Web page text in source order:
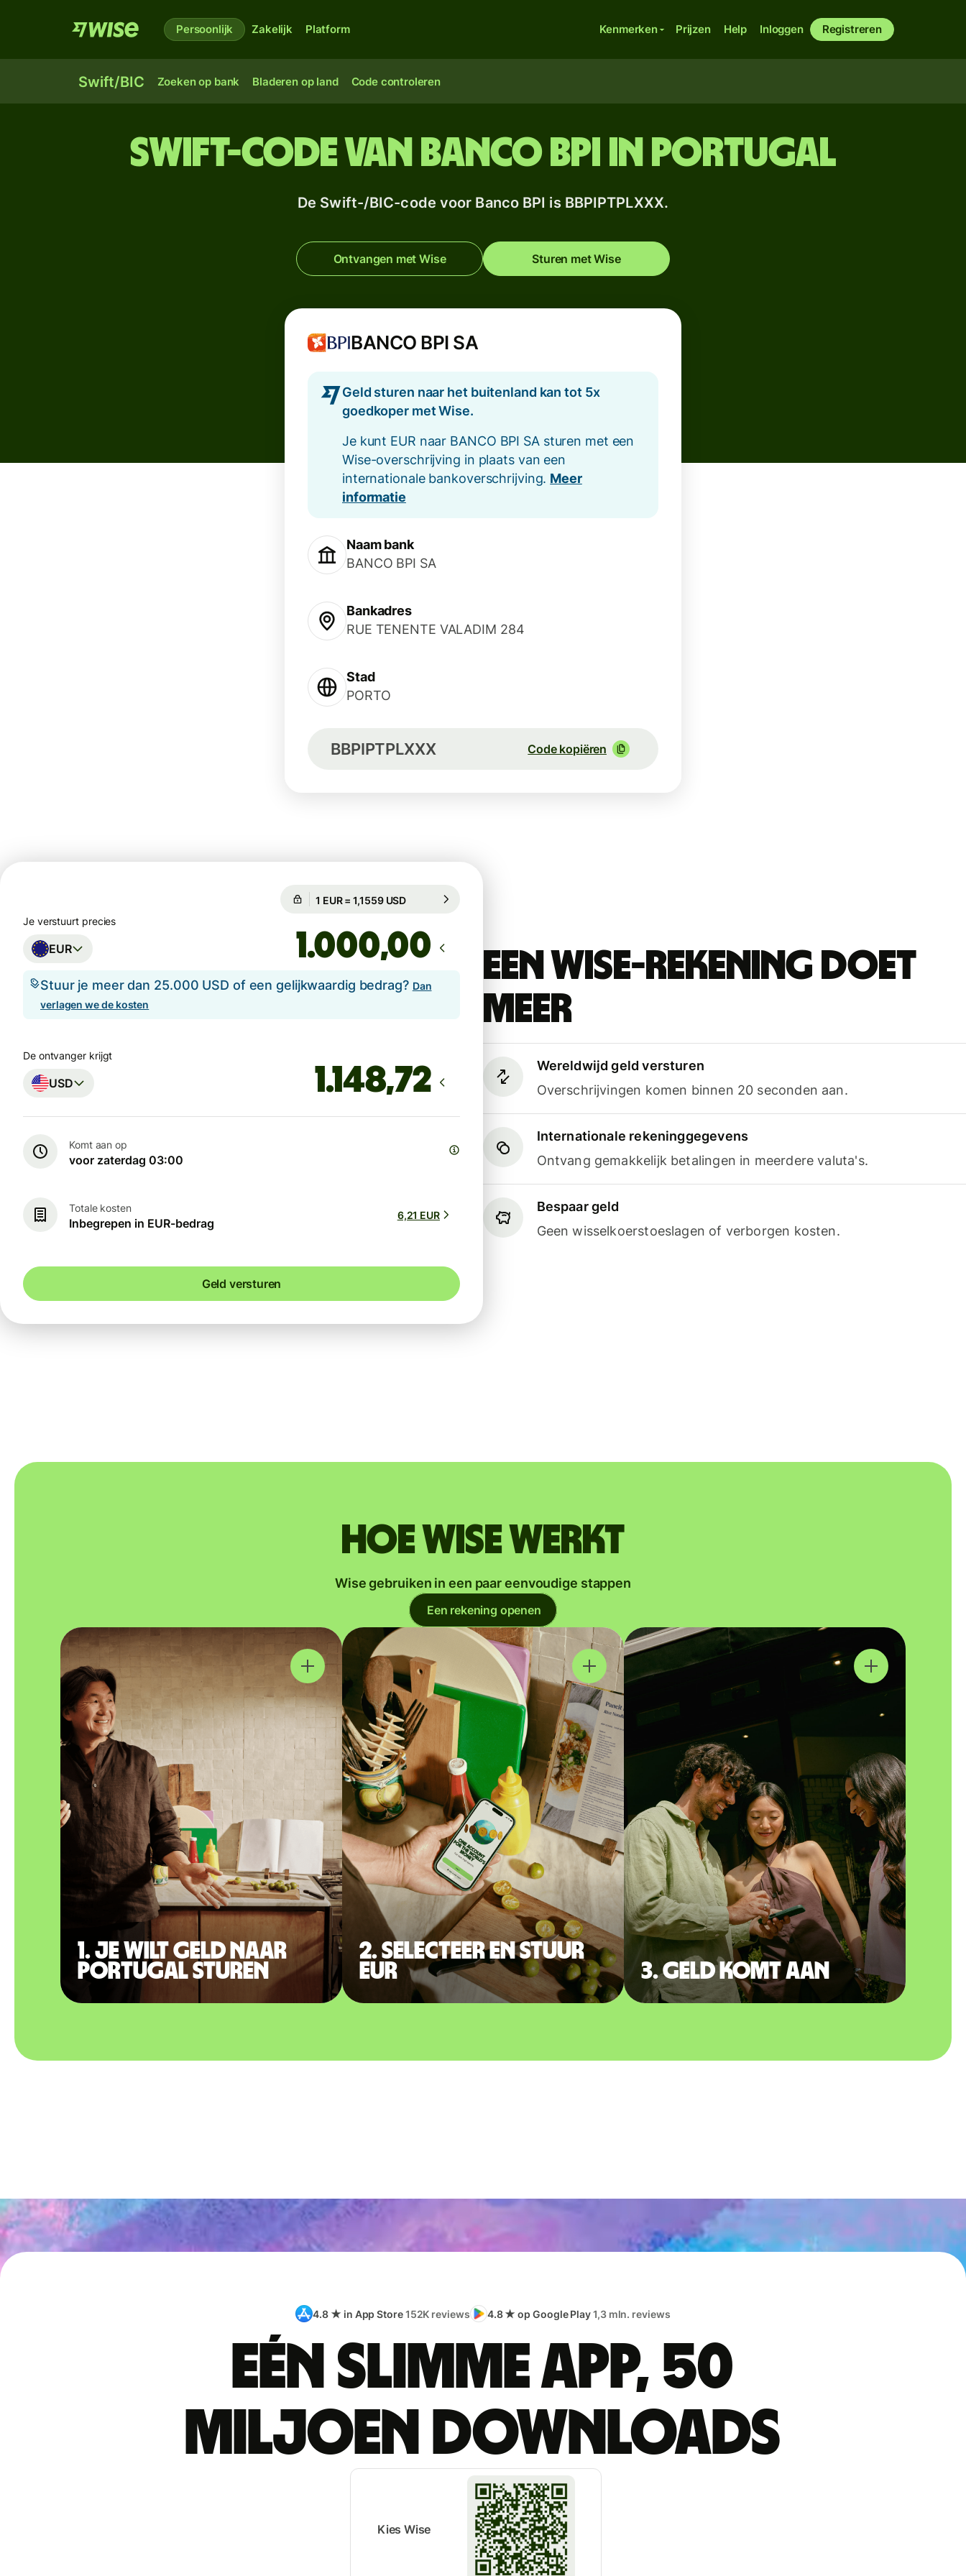
Persoonlijk Zakelijk Platform Kenmerken Prijzen Help Inloggen Registreren
Swift/BIC Zoeken op bank Bladeren op land Code controleren
Swift-code van Banco BPI in Portugal
De Swift-/BIC-code voor Banco BPI is BBPIPTPLXXX.
Ontvangen met Wise Sturen met Wise
BANCO BPI SA
Geld sturen naar het buitenland kan tot 5x
goedkoper met Wise.
Je kunt EUR naar BANCO BPI SA sturen met een
Wise-overschrijving in plaats van een
internationale bankoverschrijving. Meer
informatie
Naam bank
BANCO BPI SA
Bankadres
RUE TENENTE VALADIM 284
Stad
PORTO
BBPIPTPLXXX Code kopiëren
Een Wise-rekening doet
meer
Wereldwijd geld versturen
Overschrijvingen komen binnen 20 seconden aan.
Internationale rekeninggegevens
Ontvang gemakkelijk betalingen in meerdere valuta's.
Bespaar geld
Geen wisselkoerstoeslagen of verborgen kosten.
Gegarandeerd voor 96 u
Je verstuurt precies
EUR ,00
Stuur je meer dan 25.000 USD of een gelijkwaardig bedrag? Dan
verlagen we de kosten
De ontvanger krijgt
USD
Komt aan op
voor zaterdag 03:00
Totale kosten
Inbegrepen in EUR-bedrag
6,21 EUR
Geld versturen
Hoe Wise werkt
Wise gebruiken in een paar eenvoudige stappen
Een rekening openen
1. Je wilt geld naar
Portugal sturen
2. Selecteer en stuur
EUR
3. Geld komt aan
4.8 ★ in App Store152K reviews 4.8 ★ op Google Play1,3 mln. reviews
Eén slimme app, 50
miljoen downloads
Kies Wise